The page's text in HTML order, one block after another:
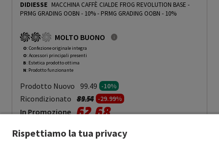
DIDIESSE MACCHINA CAFFÈ CIALDE FROG REVOLUTION BASE -
PRMG GRADING OOBN - 10%- PRMG GRADING OOBN - 10%
MOLTO BUONO
O: Confezione originale integra
O: Accessori principali presenti
B: Estetica prodotto ottima
N: Prodotto funzionante
Prodotto Nuovo 99.49 -10%
Ricondizionato Prezzo ridotto da
89.54a-29.99%
In Promozione 62.68
Aggiungi al carrello
Rispettiamo la tua privacy